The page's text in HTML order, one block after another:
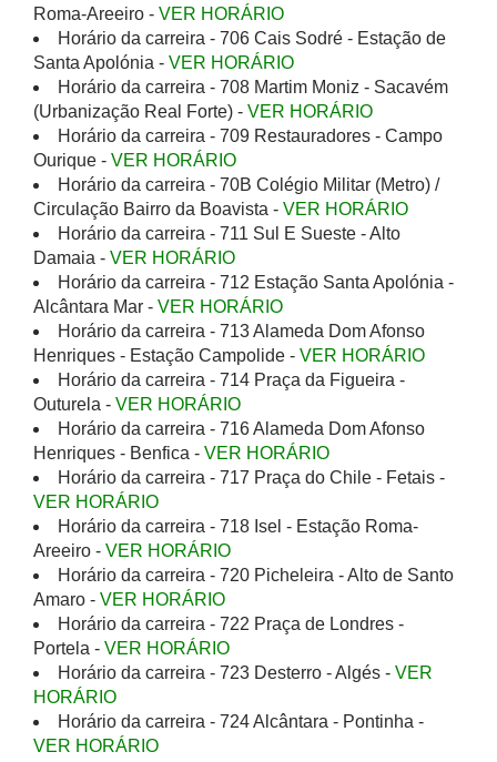
Roma-Areeiro - VER HORÁRIO
Horário da carreira - 706 Cais Sodré - Estação de
Santa Apolónia - VER HORÁRIO
Horário da carreira - 708 Martim Moniz - Sacavém
(Urbanização Real Forte) - VER HORÁRIO
Horário da carreira - 709 Restauradores - Campo
Ourique - VER HORÁRIO
Horário da carreira - 70B Colégio Militar (Metro) /
Circulação Bairro da Boavista - VER HORÁRIO
Horário da carreira - 711 Sul E Sueste - Alto
Damaia - VER HORÁRIO
Horário da carreira - 712 Estação Santa Apolónia -
Alcântara Mar - VER HORÁRIO
Horário da carreira - 713 Alameda Dom Afonso
Henriques - Estação Campolide - VER HORÁRIO
Horário da carreira - 714 Praça da Figueira -
Outurela - VER HORÁRIO
Horário da carreira - 716 Alameda Dom Afonso
Henriques - Benfica - VER HORÁRIO
Horário da carreira - 717 Praça do Chile - Fetais -
VER HORÁRIO
Horário da carreira - 718 Isel - Estação Roma-
Areeiro - VER HORÁRIO
Horário da carreira - 720 Picheleira - Alto de Santo
Amaro - VER HORÁRIO
Horário da carreira - 722 Praça de Londres -
Portela - VER HORÁRIO
Horário da carreira - 723 Desterro - Algés - VER
HORÁRIO
Horário da carreira - 724 Alcântara - Pontinha -
VER HORÁRIO